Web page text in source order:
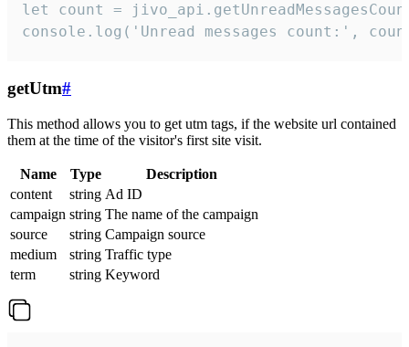
let count =
console.log('Unread messages count:',
getUtm#
This method allows you to get utm tags, if the website url contained
them at the time of the visitor's first site visit.
Name Type
Description
content
string Ad ID
campaign string The name of the campaign
source
string Campaign source
medium
string Traffic type
term
string Keyword